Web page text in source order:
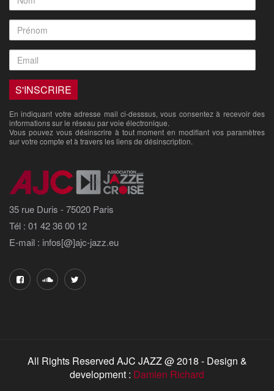
En indiquant votre adresse mail ci-desssus, vous consentez à recevoir des
informations sur le réseau par voie électronique.
Vous pouvez vous désinscrire à tout moment en modifiant vos paramètres
sur votre compte et à travers les liens de désinscription.
35 rue Duris - 75020 Paris
Tél : 01 42 36 00 12
E-mail : infos[@]ajc-jazz.eu
All Rights Reserved AJC JAZZ @ 2018 - Design &
development : Damien Richard